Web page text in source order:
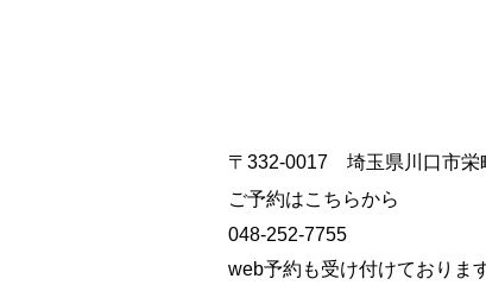
〒332-0017 埼玉県川口市栄
ご予約はこちらから
048-252-7755
web予約も受け付けておりま